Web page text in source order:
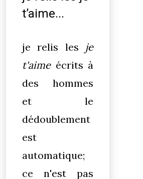
t’aime...
je relis les je
t'aimeécrits à
des hommes
et le
dédoublement
est
automatique;
ce n'est pas